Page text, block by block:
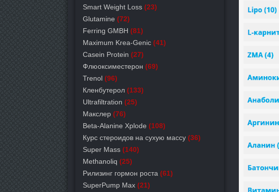
Smart Weight Loss (23)
Glutamine (72)
Ferring GMBH (81)
Maximum Krea-Genic (41)
Casein Protein (27)
Флюоксиместерон (69)
Trenol (96)
Кленбутерол (133)
Ultrafiltration (25)
Макслер (76)
Beta-Alanine Xplode (108)
Курс стероидов на сухую массу (36)
Super Mass (140)
Methanoliq (25)
Рилизинг гормон роста (61)
SuperPump Max (21)